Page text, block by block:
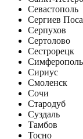
Севастополь
Сергиев
Серпухов
Сертолово
Сестрорецк
Симферополь
Сириус
Смоленск
Сочи
Стародуб
Суздаль
Тамбов
Тосно